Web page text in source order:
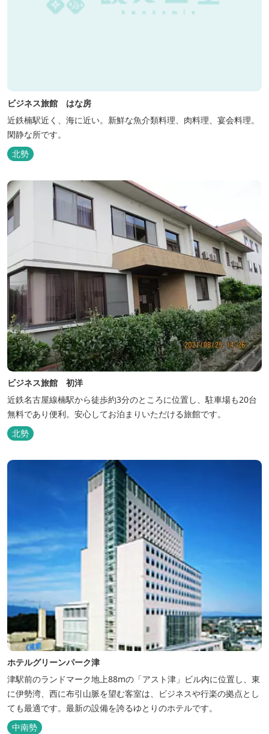
ビジネス旅館 はな房
近鉄楠駅近く、海に近い。新鮮な魚介類料理、肉料理、宴会料理。
閑静な所です。
北勢
ビジネス旅館 初洋
近鉄名古屋線楠駅から徒歩約3分のところに位置し、駐車場も20台
無料であり便利。安心してお泊まりいただける旅館です。
北勢
ホテルグリーンパーク津
津駅前のランドマーク地上88mの「アスト津」ビル内に位置し、東
に伊勢湾、西に布引山脈を望む客室は、ビジネスや行楽の拠点とし
ても最適です。最新の設備を誇るゆとりのホテルです。
中南勢